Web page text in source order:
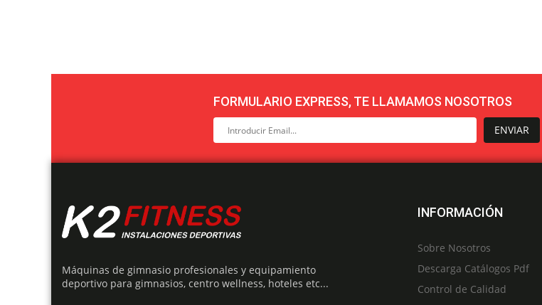
FORMULARIO EXPRESS, TE LLAMAMOS NOSOTROS
ENVIAR
Máquinas de gimnasio profesionales y equipamiento
deportivo para gimnasios, centro wellness, hoteles etc...
INFORMACIÓN
Sobre Nosotros
Descarga Catálogos Pdf
Control de Calidad